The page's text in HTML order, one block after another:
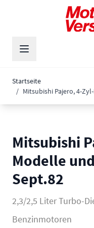
Zum Inhalt springen
Startseite
/ Mitsubishi Pajero, 4-
Mitsubishi
Modelle
Sept.82
2,3/2,5 Liter Turbo-
Benzinmotoren